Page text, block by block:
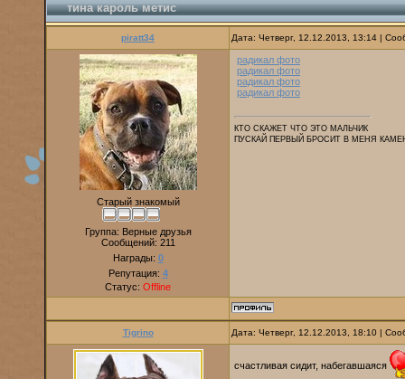
тина кароль метис
piratt34 Дата: Четверг, 12.12.2013, 13:14 |
Старый знакомый
Группа: Верные друзья
Сообщений: 211
Награды: 0
Репутация: 4
Статус: Offline
радикал фото
радикал фото
радикал фото
радикал фото
КТО СКАЖЕТ ЧТО ЭТО МАЛЬЧИК
ПУСКАЙ ПЕРВЫЙ БРОСИТ В МЕНЯ
Tigrino Дата: Четверг, 12.12.2013, 18:10 |
счастливая сидит, набегавшаяся